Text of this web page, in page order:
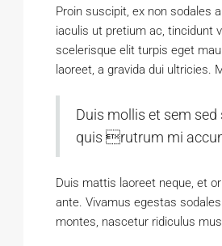
Proin suscipit, ex non sodales
iaculis ut pretium ac, tincidunt
scelerisque elit turpis eget
laoreet, a gravida dui ultricies.
Duis mollis et sem
quis rutrum mi
Duis mattis laoreet neque, et
ante. Vivamus egestas
montes, nascetur ridiculus